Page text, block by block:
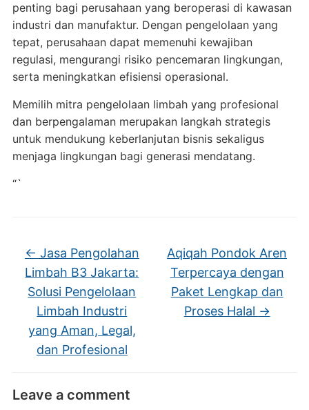
penting bagi perusahaan yang beroperasi di kawasan
industri dan manufaktur. Dengan pengelolaan yang
tepat, perusahaan dapat memenuhi kewajiban
regulasi, mengurangi risiko pencemaran lingkungan,
serta meningkatkan efisiensi operasional.
Memilih mitra pengelolaan limbah yang profesional
dan berpengalaman merupakan langkah strategis
untuk mendukung keberlanjutan bisnis sekaligus
menjaga lingkungan bagi generasi mendatang.
“`
← Jasa Pengolahan
Limbah B3 Jakarta:
Solusi Pengelolaan
Limbah Industri
yang Aman, Legal,
dan Profesional
Aqiqah Pondok Aren
Terpercaya dengan
Paket Lengkap dan
Proses Halal →
Leave a comment